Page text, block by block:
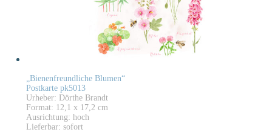
„Bienenfreundliche Blumen“
Postkarte pk5013
Urheber: Dörthe Brandt
Format: 12,1 x 17,2 cm
Ausrichtung: hoch
Lieferbar: sofort